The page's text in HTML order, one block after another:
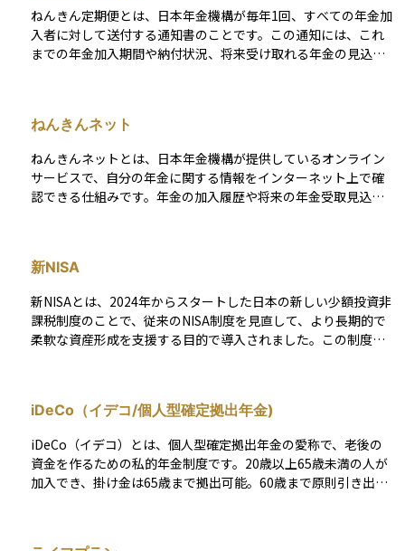
た場合や生計を支える人が亡くなった場合には、障害基礎年金
や遺族基礎年金を受け取ることができます。 厚生年金は、会社
員や公務員が対象の制度で、国民年金に追加で加入する形にな
ります。保険料は給与に応じて決まり、支払った分に応じて将
き、老齢厚生年金のほかに、障害厚生年金や遺族厚生年金もあ
病気や事故で障害を負った人や、家計を支える人を亡くした遺
族を支援することにもあります。財源は、加入者が納める保険
料と税金の一部で成り立っており、現役世代が高齢者を支える
保するための重要な制度です。
ねんきん定期便とは、日本年金機構が毎年1回、すべての年金加
入者に対して送付する通知書のことです。この通知には、これ
までの年金加入期間や納付状況、将来受け取れる年金の見込額
に誤りがないか確認したり、老後の生活設計を考えたりするう
えで、非常に役立つ資料です。資産運用やライフプランを立て
る際にも、将来受け取れる公的年金の見込み額を把握すること
は重要な出発点になります。
ねんきんネット
ねんきんネットとは、日本年金機構が提供しているオンライン
サービスで、自分の年金に関する情報をインターネット上で確
認できる仕組みです。年金の加入履歴や将来の年金受取見込み
だけではわかりにくかった年金情報を自分で管理できるように
なるため、資産運用や老後の生活設計を考えるうえで非常に便
利なツールです。
新NISA
新NISAとは、2024年からスタートした日本の新しい少額投資非
課税制度のことで、従来のNISA制度を見直して、より長期的で
柔軟な資産形成を支援する目的で導入されました。この制度で
意されており、年間の投資可能額や総額の上限も大幅に引き上
げられました。 また、非課税期間が無期限となったことで、よ
り長期的な運用が可能となっています。投資初心者にも利用し
やすい仕組みとなっており、老後資金や将来の資産形成の手段
として注目されています。
iDeCo（イデコ/個人型確定拠出年金)
iDeCo（イデコ）とは、個人型確定拠出年金の愛称で、老後の
資金を作るための私的年金制度です。20歳以上65歳未満の人が
加入でき、掛け金は65歳まで拠出可能。60歳まで原則引き出せ